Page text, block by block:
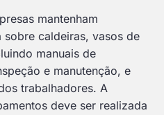
mantenham
caldeiras, vasos de
manuais de
e manutenção, e
trabalhadores. A
deve ser realizada